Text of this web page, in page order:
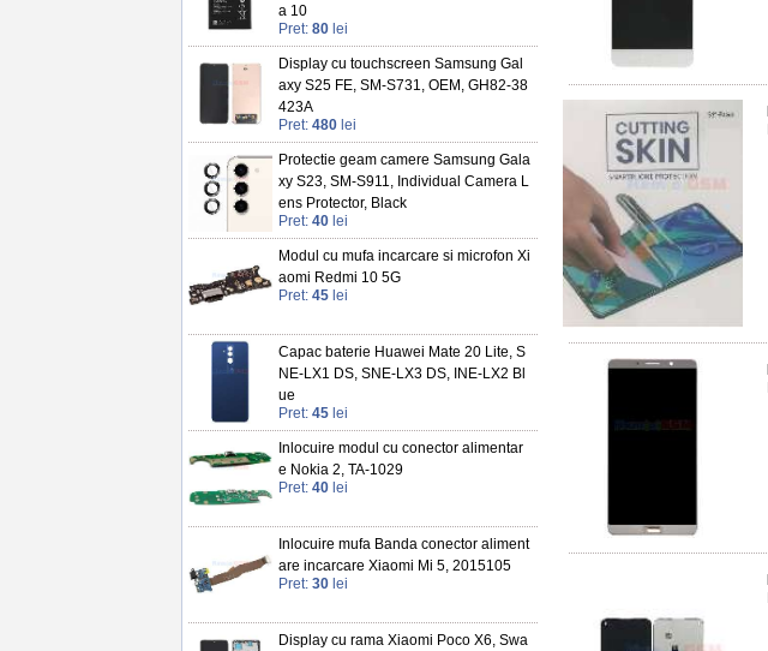
a 10
Pret: 80 lei
Display cu touchscreen Samsung Gal
axy S25 FE, SM-S731, OEM, GH82-38
423A
Pret: 480 lei
Protectie geam camere Samsung Gala
xy S23, SM-S911, Individual Camera L
ens Protector, Black
Pret: 40 lei
Modul cu mufa incarcare si microfon Xi
aomi Redmi 10 5G
Pret: 45 lei
Capac baterie Huawei Mate 20 Lite, S
NE-LX1 DS, SNE-LX3 DS, INE-LX2 Bl
ue
Pret: 45 lei
Inlocuire modul cu conector alimentar
e Nokia 2, TA-1029
Pret: 40 lei
Inlocuire mufa Banda conector aliment
are incarcare Xiaomi Mi 5, 2015105
Pret: 30 lei
Display cu rama Xiaomi Poco X6, Swa